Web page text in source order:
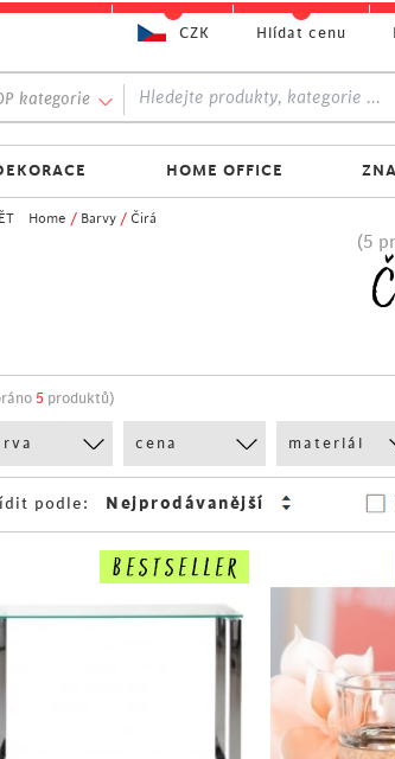
Home / Barvy / Čirá
(5
5 produktů)
cena materiál
podle:
kategorie
HOME OFFICE
CZK Hlídat cenu